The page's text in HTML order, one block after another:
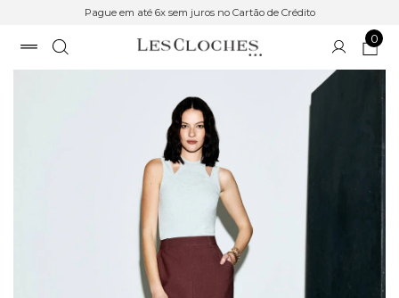
Pague em até 6x sem juros no Cartão de Crédito
0